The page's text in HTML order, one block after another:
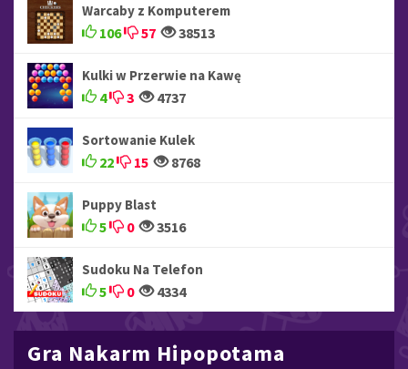
Warcaby z Komputerem
106 57 38513
Kulki w Przerwie na Kawę
4 3 4737
Sortowanie Kulek
22 15 8768
Puppy Blast
5 0 3516
Sudoku Na Telefon
5 0 4334
Gra Nakarm Hipopotama